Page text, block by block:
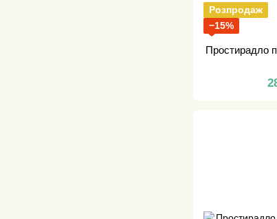
Розпродаж
−15%
Простирадло